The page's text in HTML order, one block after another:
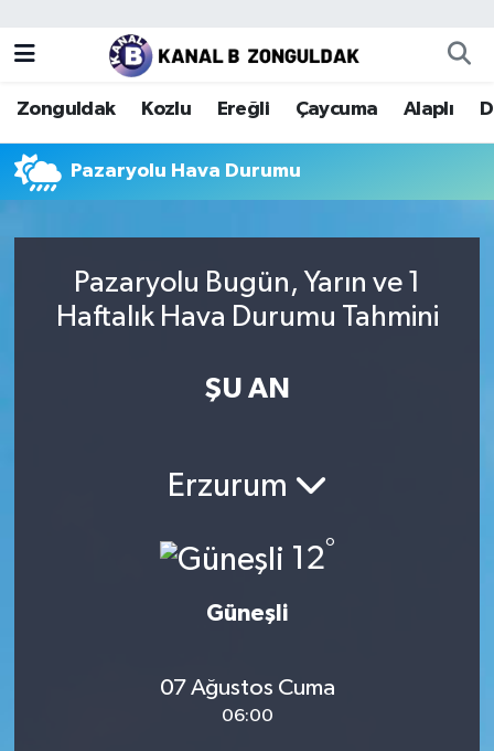
Zonguldak Kozlu Ereğli Çaycuma Alaplı
Pazaryolu Hava Durumu
Pazaryolu Bugün, Yarın ve 1
Haftalık Hava Durumu Tahmini
ŞU AN
Erzurum
12°
Güneşli
07 Ağustos Cuma
06:00
Zonguldak
Kozlu
Ereğli
Alaplı
Zonguldak Nöbetçi Eczaneler
Zonguldak Hava Durumu
Zonguldak Trafik Yoğunluk Haritası
Tüm Manşetler